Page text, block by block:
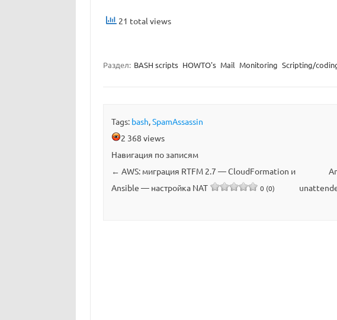
21 total views
Раздел: BASH scripts HOWTO's Mail Monitoring Scripting/
Tags: bash SpamAssassin
2 368 views
Навигация по записям
← AWS: миграция RTFM 2.7 — CloudFormation и
Ansible — наcтройка NAT
0 (0)